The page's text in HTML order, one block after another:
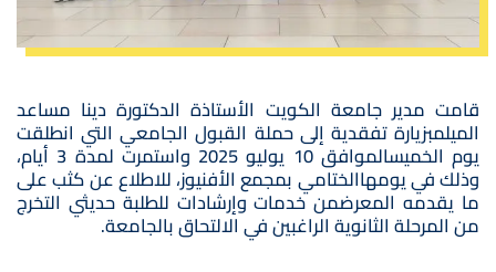
قامت مدير جامعة الكويت الأستاذة الدكتورة دينا مساعد
الميلمبزيارة تفقدية إلى حملة القبول الجامعي التي انطلقت
يوم الخميسالموافق 10 يوليو 2025 واستمرت لمدة 3 أيام،
وذلك في يومهاالختامي بمجمع الأفنيوز، للاطلاع عن كثب على
ما يقدمه المعرضمن خدمات وإرشادات للطلبة حديثي التخرج
من المرحلة الثانوية الراغبين في الالتحاق بالجامعة.